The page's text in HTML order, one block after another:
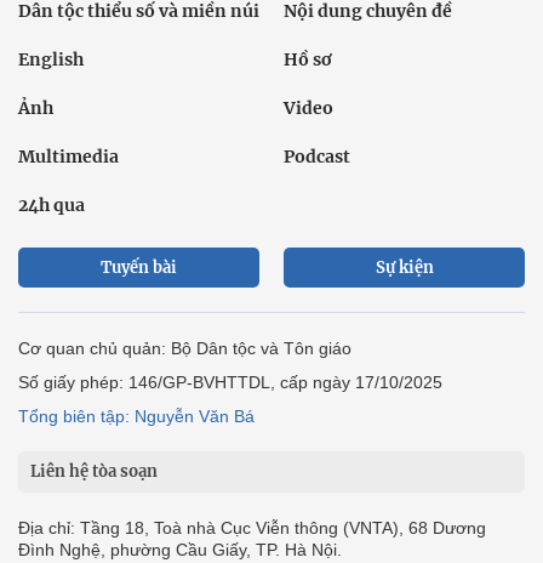
Dân tộc thiểu số và miền núi Nội dung chuyên đề
English Hồ sơ
Ảnh Video
Multimedia Podcast
24h qua
Tuyến bài Sự kiện
Cơ quan chủ quản: Bộ Dân tộc và Tôn giáo
Số giấy phép: 146/GP-BVHTTDL, cấp ngày 17/10/2025
Tổng biên tập: Nguyễn Văn Bá
Liên hệ tòa soạn
Địa chỉ: Tầng 18, Toà nhà Cục Viễn thông (VNTA), 68 Dương
Đình Nghệ, phường Cầu Giấy, TP. Hà Nội.